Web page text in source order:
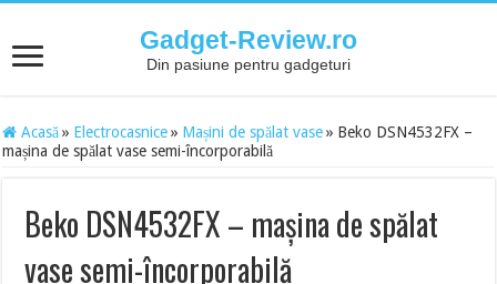
Gadget-Review.ro
Din pasiune pentru gadgeturi
Acasă » Electrocasnice » Mașini de spălat vase » Beko DSN4532FX –
mașina de spălat vase semi-încorporabilă
Beko DSN4532FX – mașina de spălat
vase semi-încorporabilă